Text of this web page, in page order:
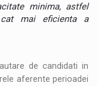
minima, astfel
mai eficienta a
de candidati in
aferente perioadei